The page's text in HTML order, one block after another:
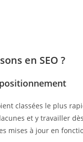
en SEO ?
classées le plus
et y travailler
mises à jour en